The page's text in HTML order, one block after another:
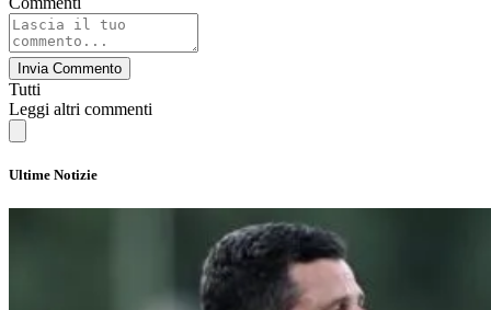
Invia Commento
Tutti
Leggi altri commenti
Ultime Notizie